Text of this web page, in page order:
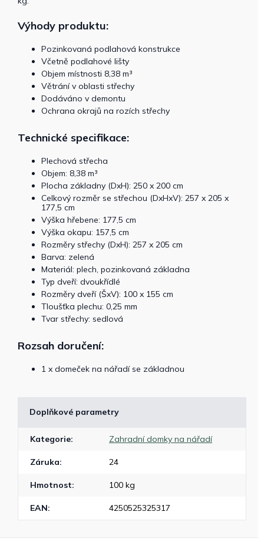
Výhody produktu:
Pozinkovaná podlahová konstrukce
Včetně podlahové lišty
Objem místnosti 8,38 m³
Větrání v oblasti střechy
Dodáváno v demontu
Ochrana okrajů na rozích střechy
Technické specifikace:
Plechová střecha
Objem: 8,38 m³
Plocha základny (DxH): 250 x 200 cm
Celkový rozměr se střechou (DxHxV): 257 x 205 x
177,5 cm
Výška hřebene: 177,5 cm
Výška okapu: 157,5 cm
Rozměry střechy (DxH): 257 x 205 cm
Barva: zelená
Materiál: plech, pozinkovaná základna
Typ dveří: dvoukřídlé
Rozměry dveří (ŠxV): 100 x 155 cm
Tloušťka plechu: 0,25 mm
Tvar střechy: sedlová
Rozsah doručení:
1 x domeček na nářadí se základnou
Doplňkové parametry
Kategorie: Zahradní domky na nářadí
Záruka: 24
Hmotnost: 100 kg
EAN: 4250525325317